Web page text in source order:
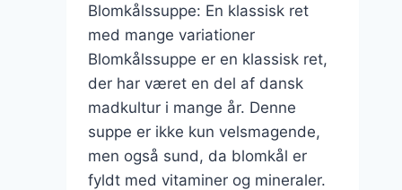
Blomkålssuppe: En klassisk ret
med mange variationer
Blomkålssuppe er en klassisk ret,
der har været en del af dansk
madkultur i mange år. Denne
suppe er ikke kun velsmagende,
men også sund, da blomkål er
fyldt med vitaminer og mineraler.